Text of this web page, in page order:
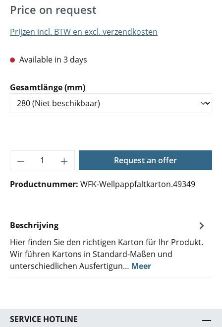
Price on request
Prijzen incl. BTW en excl. verzendkosten
Available in 3 days
Selecteer
Gesamtlänge (mm)
Producthoeveelheid: Voer de gewenste
Request an offer
Productnummer: WFK-Wellpappfaltkarton.49349
Beschrijving
Hier finden Sie den richtigen Karton für Ihr Produkt.
Wir führen Kartons in Standard-Maßen und
unterschiedlichen Ausfertigun… Meer
SERVICE HOTLINE